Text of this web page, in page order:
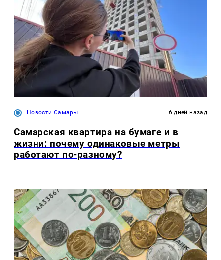
Новости Самары 6 дней назад
Самарская квартира на бумаге и в
жизни: почему одинаковые метры
работают по-разному?